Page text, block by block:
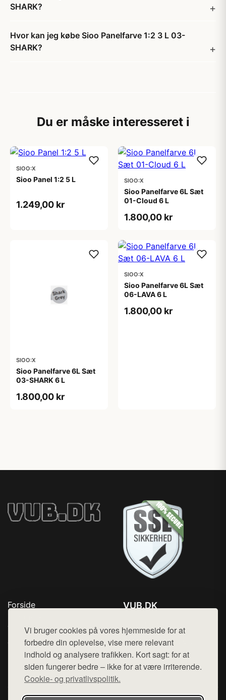
Vi bruger cookies på vores hjemmeside for at
forbedre din oplevelse, vise mere relevant
indhold og analysere trafikken. Kort sagt: for at
siden fungerer bedre – ikke for at være irriterende.
Cookie- og privatlivspolitik.
SHARK?
Hvor kan jeg købe Sioo Panelfarve 1:2 3 L 03-
SHARK?
Du er måske interesseret i
SIOO:X
Sioo Panel 1:2 5 L
1.249,00 kr
SIOO:X
Sioo Panelfarve 6L Sæt
01-Cloud 6 L
1.800,00 kr
SIOO:X
Sioo Panelfarve 6L Sæt
03-SHARK 6 L
1.800,00 kr
SIOO:X
Sioo Panelfarve 6L Sæt
06-LAVA 6 L
1.800,00 kr
Forside
Top Rabatter
Jotun maling
Kontakt
VUB.DK
Mail: hej@want.dk
Cookie- og privatlivspolitik